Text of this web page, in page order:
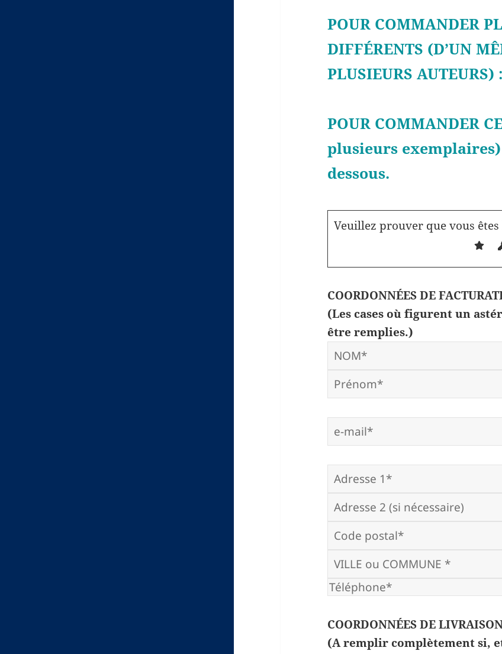
POUR COMMANDER
DIFFÉRENTS (D’UN
PLUSIEURS AUTEURS) :
POUR COMMANDER
plusieurs
dessous.
Veuillez prouver que vous
COORDONNÉES DE
(Les cases où figurent un
être remplies.)
COORDONNÉES DE
(A remplir complètement si,